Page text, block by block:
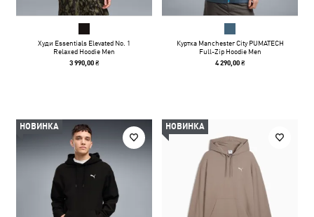
Худи Essentials Elevated No. 1
Relaxed Hoodie Men
3 990,00 ₴
Куртка Manchester City PUMATECH
Full-Zip Hoodie Men
4 290,00 ₴
НОВИНКА НОВИНКА